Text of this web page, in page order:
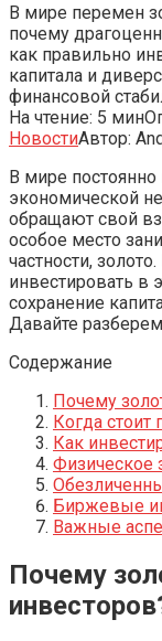
В мире перемен
почему
как правильно
капитала и
финансовой
На чтение: 5 мин
НовостиАвтор:
В мире
экономической
обращают свой
особое место
частности,
инвестировать в
сохранение
Давайте
Содержание
Почему
Когда стоит
Как
Физическое
Биржевые
Важные
Почему